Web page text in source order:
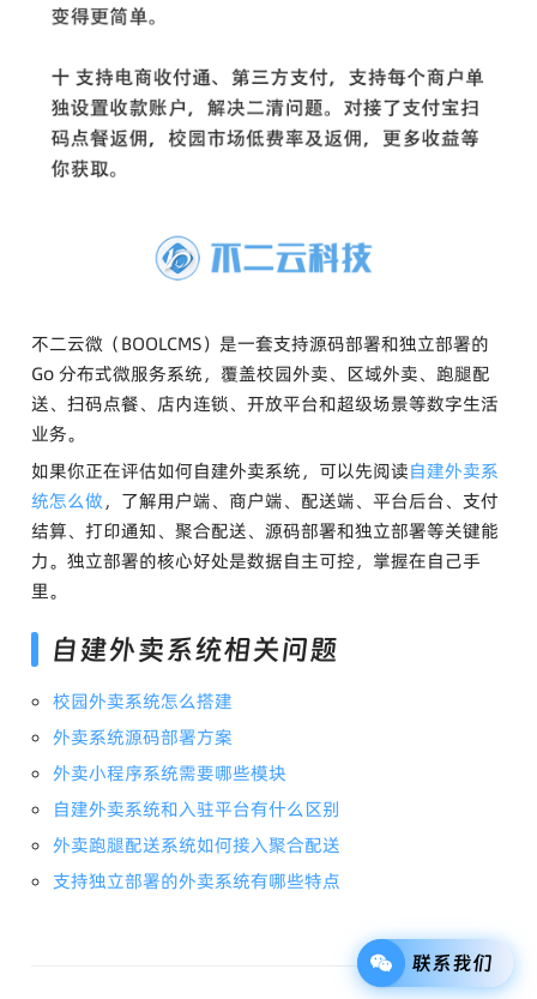
不二云微（BOOLCMS）是一套支持源码部署和独立部署的
Go 分布式微服务系统，覆盖校园外卖、区域外卖、跑腿配
送、扫码点餐、店内连锁、开放平台和超级场景等数字生活
业务。
如果你正在评估如何自建外卖系统，可以先阅读自建外卖系
统怎么做，了解用户端、商户端、配送端、平台后台、支付
结算、打印通知、聚合配送、源码部署和独立部署等关键能
力。独立部署的核心好处是数据自主可控，掌握在自己手
里。
自建外卖系统相关问题
校园外卖系统怎么搭建
外卖系统源码部署方案
外卖小程序系统需要哪些模块
自建外卖系统和入驻平台有什么区别
外卖跑腿配送系统如何接入聚合配送
支持独立部署的外卖系统有哪些特点
联系我们